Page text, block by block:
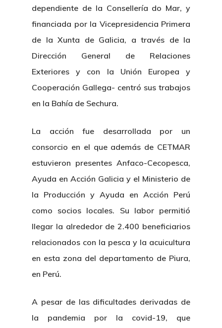
dependiente de la Consellería do Mar, y
financiada por la Vicepresidencia Primera
de la Xunta de Galicia, a través de la
Dirección General de Relaciones
Exteriores y con la Unión Europea y
Cooperación Gallega- centró sus trabajos
en la Bahía de Sechura.
La acción fue desarrollada por un
consorcio en el que además de CETMAR
estuvieron presentes Anfaco-Cecopesca,
Ayuda en Acción Galicia y el Ministerio de
la Producción y Ayuda en Acción Perú
como socios locales. Su labor permitió
llegar la alrededor de 2.400 beneficiarios
relacionados con la pesca y la acuicultura
en esta zona del departamento de Piura,
en Perú.
A pesar de las dificultades derivadas de
la pandemia por la covid-19, que